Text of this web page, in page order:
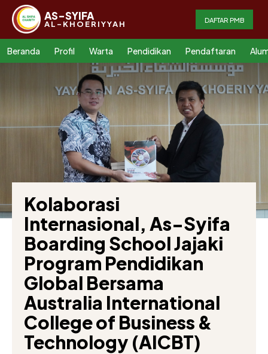
AS-SYIFA
AL-KHOERIYYAH DAFTAR PMB
Beranda Profil Warta Pendidikan Pendaftaran
Kolaborasi
Internasional, As-Syifa
Boarding School Jajaki
Program Pendidikan
Global Bersama
Australia International
College of Business &
Technology (AICBT)